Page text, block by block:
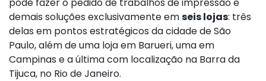
demais soluções exclusivamente emseis lojas: três
delas em pontos estratégicos da cidade de São
Paulo, além de uma loja em Barueri, uma em
Campinas e a última com localização na Barra da
Tijuca, no Rio de Janeiro.